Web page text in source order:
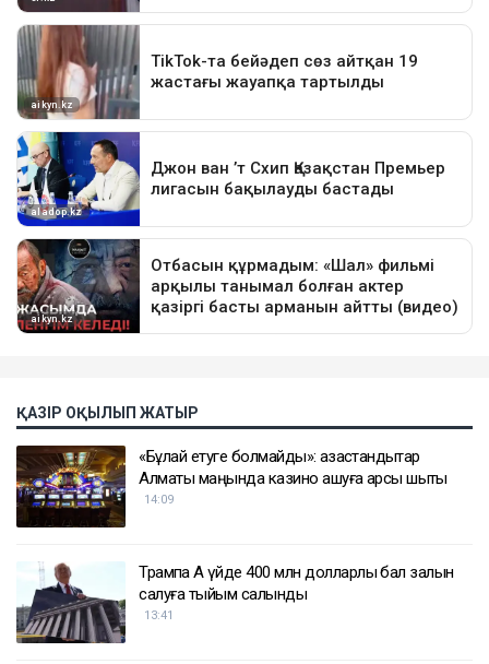
ҚАЗІР ОҚЫЛЫП ЖАТЫР
«Бұлай етуге болмайды»: қазақстандықтар
Алматы маңында казино ашуға қарсы шықты
14:09
Трампқа Ақ үйде 400 млн долларлық бал залын
салуға тыйым салынды
13:41